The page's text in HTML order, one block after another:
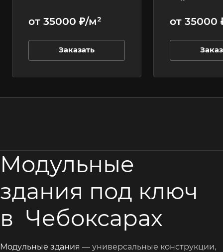
от 35000 ₽/м²
Заказать
от 35000
Модульные
здания под ключ
в Чебоксарах
Модульные здания — универсальные конструкции,